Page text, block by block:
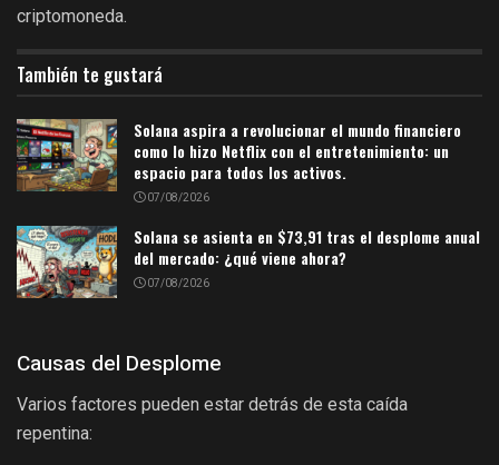
criptomoneda.
También te gustará
Solana aspira a revolucionar el mundo financiero
como lo hizo Netflix con el entretenimiento: un
espacio para todos los activos.
07/08/2026
Solana se asienta en $73,91 tras el desplome anual
del mercado: ¿qué viene ahora?
07/08/2026
Causas del Desplome
Varios factores pueden estar detrás de esta caída
repentina: